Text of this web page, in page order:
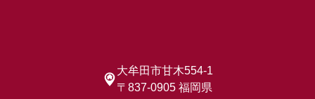
大牟田市甘木554-1
〒837-0905 福岡県